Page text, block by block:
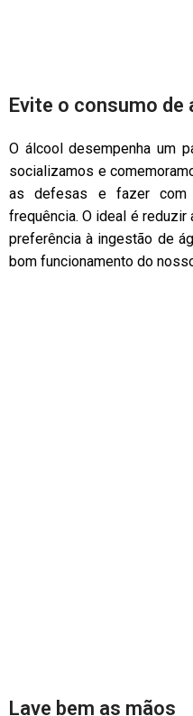
Evite o consumo de
O álcool desempenha um
socializamos e
as defesas e fazer com
frequência. O ideal é
preferência à ingestão de
bom funcionamento do
Lave bem as mãos